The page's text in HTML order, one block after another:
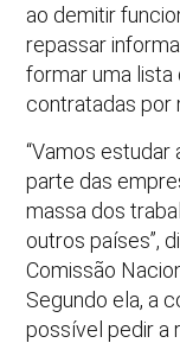
ao demitir
repassar
formar uma
contratadas por
“Vamos
parte das
massa dos
outros países”,
Comissão
Segundo ela, a
possível pedir a